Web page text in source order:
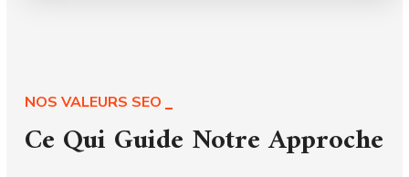
NOS VALEURS SEO
Ce Qui Guide Notre Approche